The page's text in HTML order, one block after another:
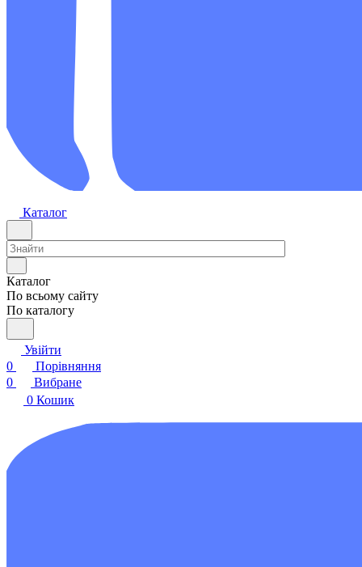
Каталог
Каталог
По всьому сайту
По каталогу
Увійти
0
Порівняння
0
Вибране
0 Кошик